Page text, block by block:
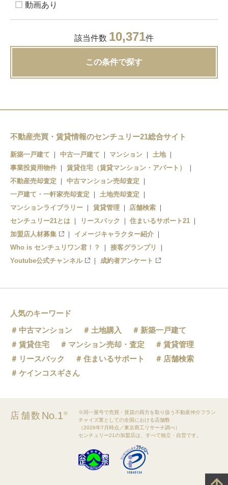
動画あり
該当件数 10,371件
この条件で探す
不動産売買・賃貸情報のセンチュリー21総合サイト
新築一戸建て 中古一戸建て マンション
土地
事業投資用物件
賃貸住宅（賃貸マンション・アパート）
不動産売却査定
中古マンション売却査定
一戸建て・一軒家売却査定
土地売却査定
マンションライブラリー
賃貸管理
店舗検索
センチュリー21とは
リースバック
住まいるサポート21
加盟店人材募集
イメージキャラクター紹介
Who is センチュリワン君！？
接客グランプリ
Youtube公式チャンネル
成約者アンケート
人気のキーワード
中古マンション
土地購入
新築一戸建て
賃貸住宅
マンション売却・査定
賃貸管理
リースバック
住まいるサポート
店舗検索
ケインコスギさん
店舗数 No.1※
※同一屋号で売買・賃貸の両方を取り扱う不動産仲介フラン
チャイズ業としての全国における店舗数
（2026年7月時点／東京商工リサーチ調べ）
センチュリー21の加盟店は、すべて独立・自営です。